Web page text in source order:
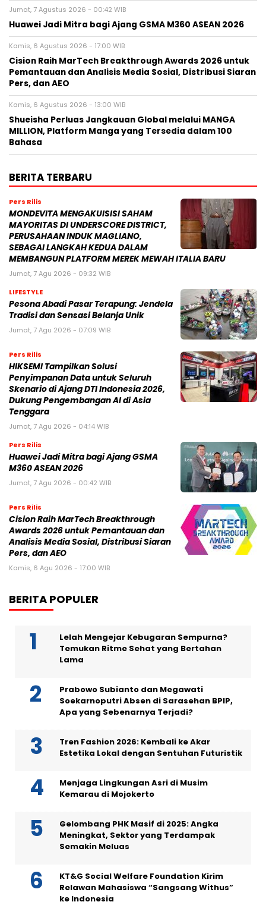
Jumat, 7 Agustus 2026 - 00:42 WIB
Huawei Jadi Mitra bagi Ajang GSMA M360 ASEAN 2026
Kamis, 6 Agustus 2026 - 17:00 WIB
Cision Raih MarTech Breakthrough Awards 2026 untuk
Pemantauan dan Analisis Media Sosial, Distribusi Siaran
Pers, dan AEO
Kamis, 6 Agustus 2026 - 13:00 WIB
Shueisha Perluas Jangkauan Global melalui MANGA
MILLION, Platform Manga yang Tersedia dalam 100
Bahasa
BERITA TERBARU
Pers Rilis
MONDEVITA MENGAKUISISI SAHAM
MAYORITAS DI UNDERSCORE DISTRICT,
PERUSAHAAN INDUK MAGLIANO,
SEBAGAI LANGKAH KEDUA DALAM
MEMBANGUN PLATFORM MEREK MEWAH ITALIA BARU
Jumat, 7 Agu 2026 - 09:32 WIB
LIFESTYLE
Pesona Abadi Pasar Terapung: Jendela
Tradisi dan Sensasi Belanja Unik
Jumat, 7 Agu 2026 - 07:09 WIB
Pers Rilis
HIKSEMI Tampilkan Solusi
Penyimpanan Data untuk Seluruh
Skenario di Ajang DTI Indonesia 2026,
Dukung Pengembangan AI di Asia
Tenggara
Jumat, 7 Agu 2026 - 04:14 WIB
Pers Rilis
Huawei Jadi Mitra bagi Ajang GSMA
M360 ASEAN 2026
Jumat, 7 Agu 2026 - 00:42 WIB
Pers Rilis
Cision Raih MarTech Breakthrough
Awards 2026 untuk Pemantauan dan
Analisis Media Sosial, Distribusi Siaran
Pers, dan AEO
Kamis, 6 Agu 2026 - 17:00 WIB
BERITA POPULER
Lelah Mengejar Kebugaran Sempurna?
Temukan Ritme Sehat yang Bertahan
Lama
Prabowo Subianto dan Megawati
Soekarnoputri Absen di Sarasehan BPIP,
Apa yang Sebenarnya Terjadi?
Tren Fashion 2026: Kembali ke Akar
Estetika Lokal dengan Sentuhan Futuristik
Menjaga Lingkungan Asri di Musim
Kemarau di Mojokerto
Gelombang PHK Masif di 2025: Angka
Meningkat, Sektor yang Terdampak
Semakin Meluas
KT&G Social Welfare Foundation Kirim
Relawan Mahasiswa “Sangsang Withus”
ke Indonesia